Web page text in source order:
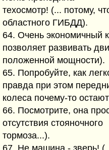
техосмотр! (... потому,
областного ГИБДД).
64. Очень экономичный
позволяет развивать
положенной мощности).
65. Попробуйте, как
правда при этом
колеса почему-то
66. Посмотрите, она
отсутствия стояночного
тормоза...).
67. Не машина - зверь!